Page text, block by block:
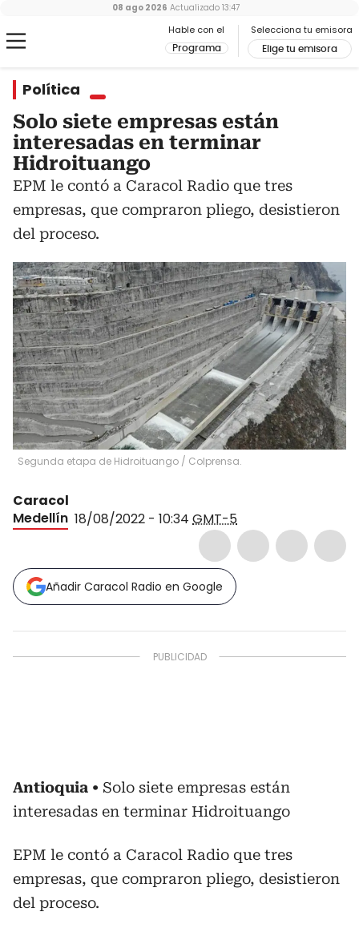
Hable con el
Programa
Selecciona tu emisora
Elige tu emisora
08 ago 2026 Actualizado 13:47
Política
Solo siete empresas están
interesadas en terminar
Hidroituango
EPM le contó a Caracol Radio que tres
empresas, que compraron pliego, desistieron
del proceso.
Segunda etapa de Hidroituango / Colprensa.
Caracol
Medellín 18/08/2022 - 10:34 GMT-5
Añadir Caracol Radio en Google
Antioquia
Solo siete empresas están
interesadas en terminar Hidroituango
EPM le contó a Caracol Radio que tres
empresas, que compraron pliego, desistieron
del proceso.